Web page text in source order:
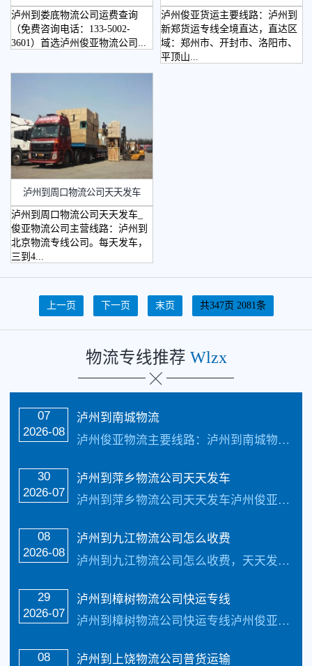
泸州到娄底物流公司运费查询
（免费咨询电话：133-5002-
3601）首选泸州俊亚物流公司...
泸州俊亚货运主要线路：泸州到
新郑货运专线全境直达，直达区
域：郑州市、开封市、洛阳市、
平顶山...
泸州到周口物流公司天天发车
泸州到周口物流公司天天发车_
俊亚物流公司主营线路：泸州到
北京物流专线公司。每天发车，
三到4...
上一页 下一页 末页 共347页 2081条
物流专线推荐 Wlzx
07
2026-08
泸州到南城物流
泸州俊亚物流主要线路：泸州到南城物流全境直达专线，【简单快捷，专线直达，天天发车 】天天发车24小时服务热线电话：（133-5002-3601）2-3天可以安全把货物送货到以下地址：临川区、东乡区、南城县、黎川县、南丰县、崇仁县、乐安县、宜黄县、金溪县、资溪县、广昌县致力于打造普及全国健全的零担物流及整车物流网路，实现...…
30
2026-07
泸州到萍乡物流公司天天发车
泸州到萍乡物流公司天天发车泸州俊亚物流主要线路：泸州到萍乡物流公司全境直达专线，天天发车24小时服务热线电话：（133-5002-3601）2-3天可以安全把货…
08
2026-08
泸州到九江物流公司怎么收费
泸州到九江物流公司怎么收费，天天发车，1-2 天可到达以下地点：九江市下辖7县（修水县、武宁县、永修县、德安县、都昌县、湖口县、彭泽县）、3区（浔阳区、濂溪区、柴桑区）；代管3个省辖县级市（瑞昌市、共青城市、庐山市）。致力于打造普及全国健全的零担物流及整车物流网路，实现门到门物流运输最优质的泸州到九江物流专线公司我们秉...…
29
2026-07
​泸州到樟树物流公司快运专线
泸州到樟树物流公司快运专线泸州俊亚物流主要线路：泸州到樟树物流全境直达专线，【简单快捷，专线直达，天天发车 】天天发车24小时服务热线电话：（133-5002-3601）2-3天可以安全把货物送货到以下地址：袁州区、丰城市、樟树市、高安市、奉新县、万载县、上高县、宜丰县、靖安县、铜鼓县致力于打造普及全国健全的零担物流及...…
08 泸州到上饶物流公司普货运输